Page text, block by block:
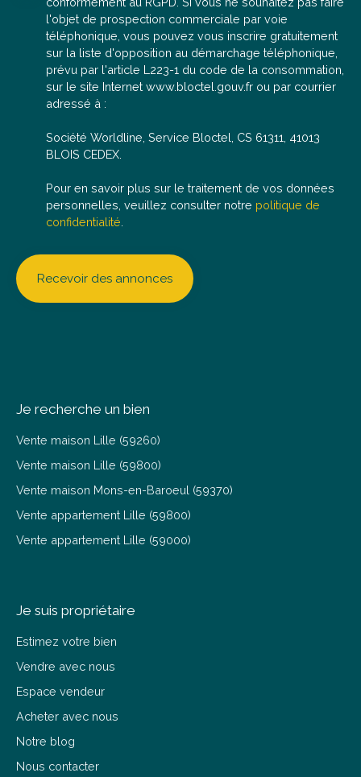
l'objet de prospection commerciale par voie
téléphonique, vous pouvez vous inscrire gratuitement
sur la liste d'opposition au démarchage téléphonique,
prévu par l'article L223-1 du code de la consommation,
sur le site Internet www.bloctel.gouv.fr ou par courrier
adressé à :
Société Worldline, Service Bloctel, CS 61311, 41013
BLOIS CEDEX.
Pour en savoir plus sur le traitement de vos données
personnelles, veuillez consulter notre politique de
confidentialité
Recevoir des annonces
Je recherche un bien
Vente maison Lille (59260)
Vente maison Lille (59800)
Vente maison Mons-en-Baroeul (59370)
Vente appartement Lille (59800)
Vente appartement Lille (59000)
Je suis propriétaire
Estimez votre bien
Vendre avec nous
Espace vendeur
Acheter avec nous
Notre blog
Nous contacter